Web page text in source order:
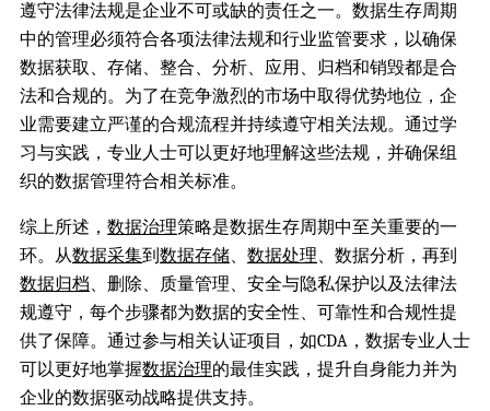
遵守法律法规是企业不可或缺的责任之一。数据生存周期
中的管理必须符合各项法律法规和行业监管要求，以确保
数据获取、存储、整合、分析、应用、归档和销毁都是合
法和合规的。为了在竞争激烈的市场中取得优势地位，企
业需要建立严谨的合规流程并持续遵守相关法规。通过学
习与实践，专业人士可以更好地理解这些法规，并确保组
织的数据管理符合相关标准。
综上所述， 数据治理策略是数据生存周期中至关重要的一
环。从数据采集到 数据存储、 数据处理、数据分析，再到
数据归档、删除、质量管理、安全与隐私保护以及法律法
规遵守，每个步骤都为数据的安全性、可靠性和合规性提
供了保障。通过参与相关认证项目，如CDA，数据专业人士
可以更好地掌握数据治理的最佳实践，提升自身能力并为
企业的数据驱动战略提供支持。